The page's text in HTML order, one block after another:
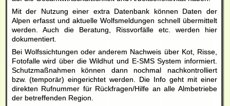
Mit der Nutzung einer extra Datenbank können Daten der
Alpen erfasst und aktuelle Wolfsmeldungen schnell übermittelt
werden. Auch die Beratung, Rissvorfälle etc. werden hier
dokumentiert.
Bei Wolfssichtungen oder anderem Nachweis über Kot, Risse,
Fotofalle wird über die Wildhut und E-SMS System informiert.
Schutzmaßnahmen können dann nochmal nachkontrolliert
bzw. (temporär) eingerichtet werden. Die Info geht mit einer
direkten Rufnummer für Rückfragen/Hilfe an alle Almbetriebe
der betreffenden Region.